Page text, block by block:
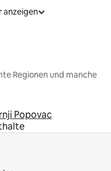
anzeigen
Regionen und manche
Popovac